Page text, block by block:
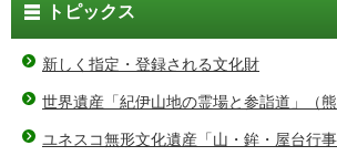
トピックス
新しく指定・登録される文化財
世界遺産「紀伊山地の霊場と参詣道」（熊
ユネスコ無形文化遺産「山・鉾・屋台行事